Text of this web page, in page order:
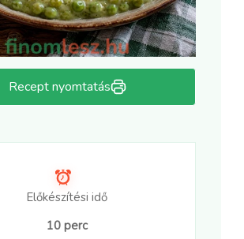
Recept nyomtatás
Előkészítési idő
10 perc